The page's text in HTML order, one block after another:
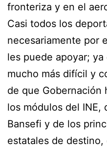
fronteriza y en el
Casi todos los
necesariamente por
les puede apoyar;
mucho más difícil y
de que Gobernación
los módulos del INE,
Bansefi y de los
estatales de